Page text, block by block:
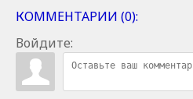
КОММЕНТАРИИ (0):
Войдите: